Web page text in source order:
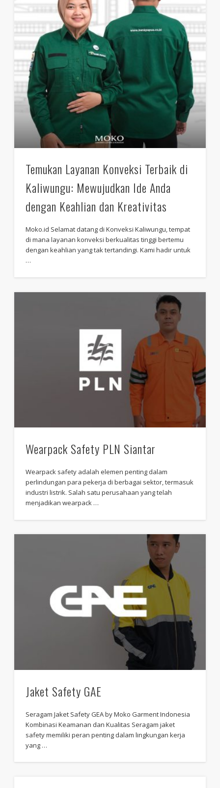
Temukan Layanan Konveksi Terbaik di
Kaliwungu: Mewujudkan Ide Anda
dengan Keahlian dan Kreativitas
Moko.id Selamat datang di Konveksi Kaliwungu, tempat
di mana layanan konveksi berkualitas tinggi bertemu
dengan keahlian yang tak tertandingi. Kami hadir untuk
…
Wearpack Safety PLN Siantar
Wearpack safety adalah elemen penting dalam
perlindungan para pekerja di berbagai sektor, termasuk
industri listrik. Salah satu perusahaan yang telah
menjadikan wearpack …
Jaket Safety GAE
Seragam Jaket Safety GEA by Moko Garment Indonesia
Kombinasi Keamanan dan Kualitas Seragam jaket
safety memiliki peran penting dalam lingkungan kerja
yang …